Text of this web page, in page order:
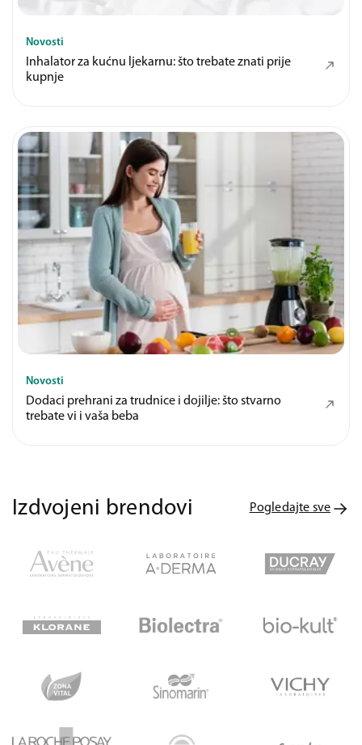
Novosti
Inhalator za kućnu ljekarnu: što trebate znati prije
kupnje
Novosti
Dodaci prehrani za trudnice i dojilje: što stvarno
trebate vi i vaša beba
Izdvojeni brendovi Pogledajte sve